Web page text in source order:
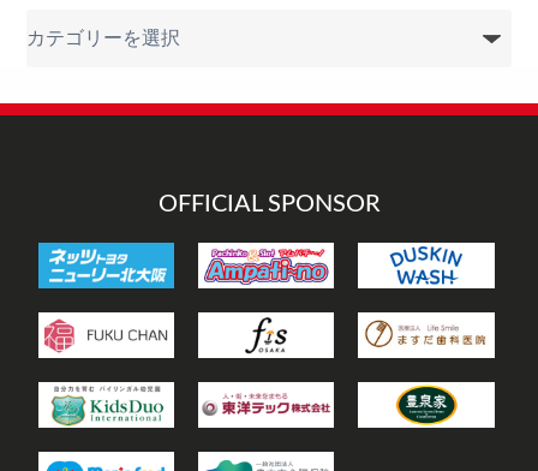
リ
OFFICIAL SPONSOR